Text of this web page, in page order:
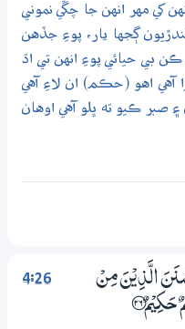
کي مهر انهن جا چڱي نموني
ڳجها يار، پوءِ جڏهن
حيائي پوءِ انهن تي اڌ
آهي اهو (حڪم) ان لاءِ آهي
صبر ڪيو ته ڀلو آهي اوهان
4:26
سُنَنَ الَّذِيْنَ مِنْ
؀26